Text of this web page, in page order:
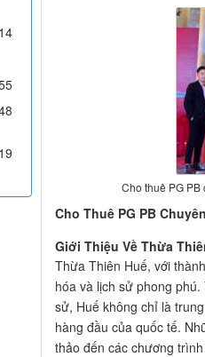
Cho thuê PG
Cho Thuê PG PB
Giới Thiệu Về Thừa
Thừa Thiên Huế, với
hóa và lịch sử phong
sử, Huế không chỉ là
hàng đầu của quốc tế.
thảo đến các chương
14